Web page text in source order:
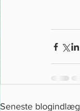
Seneste blogindlæg